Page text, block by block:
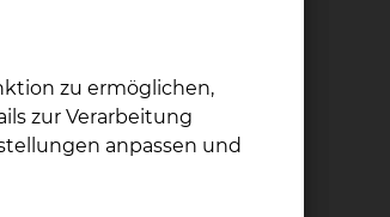
Tel.:+49 531 595 1522
Per E-Mail kontaktieren
zu ermöglichen,
zur Verarbeitung
anpassen und